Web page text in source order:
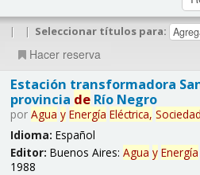
| | Seleccionar títulos para:
Hacer reserva
Estación transformadora
provincia deRío Negro
por Agua y Energía Eléctrica, Sociedad
Idioma: Español
Editor: Buenos Aires: Agua y Energía
1988